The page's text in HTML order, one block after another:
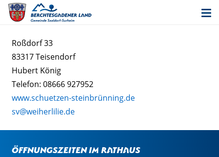
Roßdorf 33
83317 Teisendorf
Hubert König
Telefon: 08666 927952
www.schuetzen-steinbrünning.de
sv@weiherlilie.de
Öffnungszeiten im Rathaus